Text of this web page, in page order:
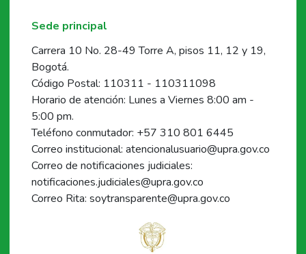
Sede principal
Carrera 10 No. 28-49 Torre A, pisos 11, 12 y 19,
Bogotá.
Código Postal: 110311 - 110311098
Horario de atención: Lunes a Viernes 8:00 am -
5:00 pm.
Teléfono conmutador: +57 310 801 6445
Correo institucional: atencionalusuario@upra.gov.co
Correo de notificaciones judiciales:
notificaciones.judiciales@upra.gov.co
Correo Rita: soytransparente@upra.gov.co